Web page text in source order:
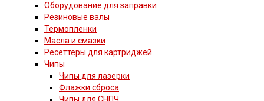
Оборудование для заправки
Резиновые валы
Термопленки
Масла и смазки
Ресеттеры для картриджей
Чипы
Чипы для лазерки
Флажки сброса